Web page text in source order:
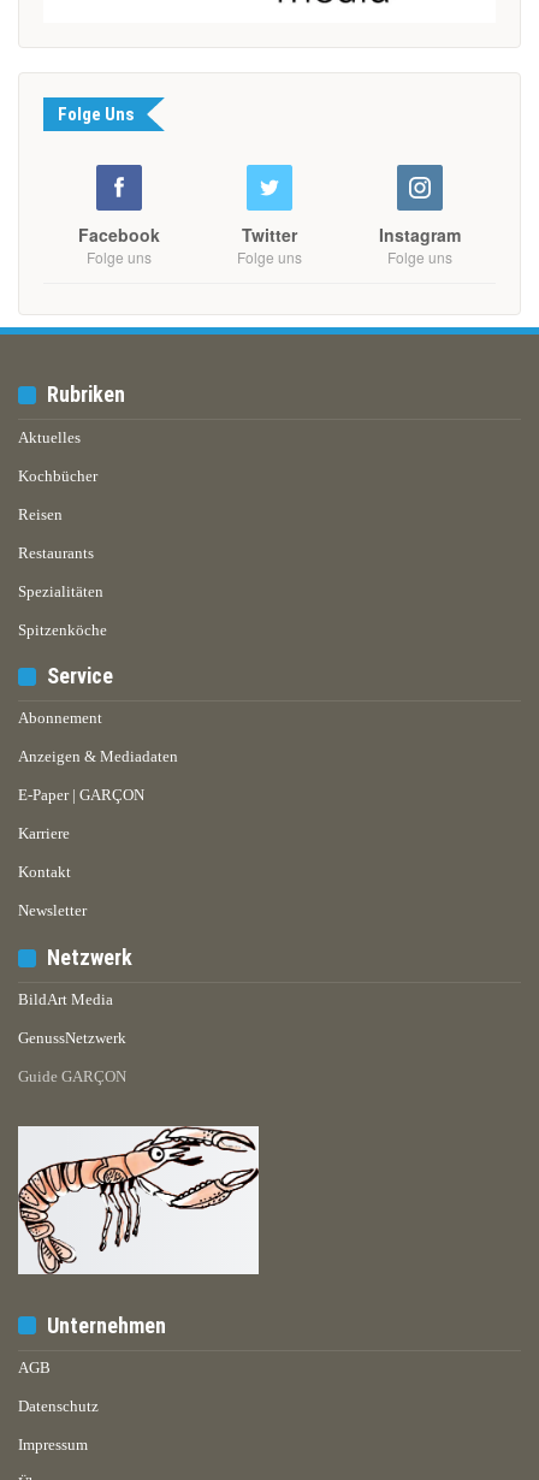
Folge Uns
Facebook
Folge uns
Twitter
Folge uns
Instagram
Folge uns
Rubriken
Aktuelles
Kochbücher
Reisen
Restaurants
Spezialitäten
Spitzenköche
Service
Abonnement
Anzeigen & Mediadaten
E-Paper | GARÇON
Karriere
Kontakt
Newsletter
Netzwerk
BildArt Media
GenussNetzwerk
Guide GARÇON
Unternehmen
AGB
Datenschutz
Impressum